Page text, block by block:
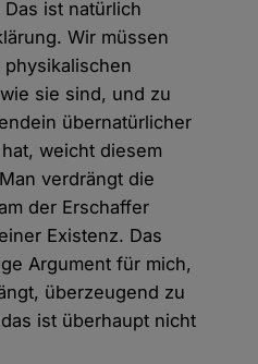
ist natürlich
Wir müssen
sie sind, und zu
übernatürlicher
weicht diesem
verdrängt die
der Erschaffer
Existenz. Das
Argument für mich,
überzeugend zu
ist überhaupt nicht